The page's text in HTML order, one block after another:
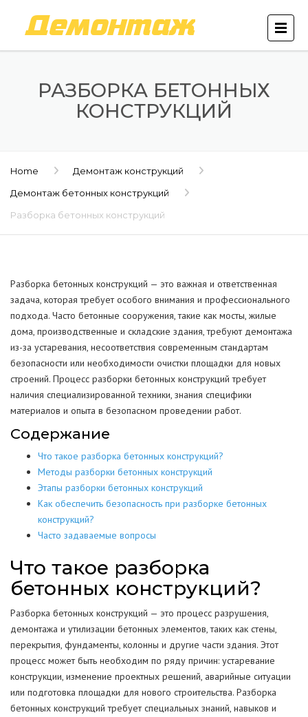
РАЗБОРКА БЕТОННЫХ
КОНСТРУКЦИЙ
Home
Демонтаж конструкций
Демонтаж бетонных конструкций
Разборка бетонных конструкций
Разборка бетонных конструкций — это важная и ответственная
задача, которая требует особого внимания и профессионального
подхода. Часто бетонные сооружения, такие как мосты, жилые
дома, производственные и складские здания, требуют демонтажа
из-за устаревания, несоответствия современным стандартам
безопасности или необходимости очистки площадки для новых
строений. Процесс разборки бетонных конструкций требует
наличия специализированной техники, знания специфики
материалов и опыта в безопасном проведении работ.
Содержание
Что такое разборка бетонных конструкций?
Методы разборки бетонных конструкций
Этапы разборки бетонных конструкций
Как обеспечить безопасность при разборке бетонных
конструкций?
Часто задаваемые вопросы
Что такое разборка
бетонных конструкций?
Разборка бетонных конструкций — это процесс разрушения,
демонтажа и утилизации бетонных элементов, таких как стены,
перекрытия, фундаменты, колонны и другие части здания. Этот
процесс может быть необходим по ряду причин: устаревание
конструкции, изменение проектных решений, аварийные ситуации
или подготовка площадки для нового строительства. Разборка
бетонных конструкций требует специальных знаний, навыков и